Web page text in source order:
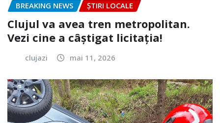
BREAKING NEWS ȘTIRI LOCALE
Clujul va avea tren metropolitan.
Vezi cine a câștigat licitația!
clujazi mai 11, 2026